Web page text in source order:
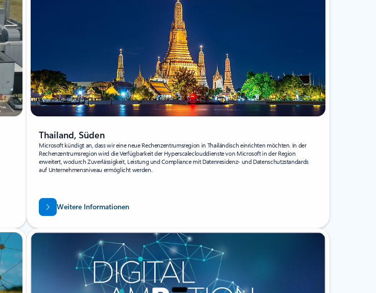
Thailand, Süden
Microsoft kündigt an, dass wir eine neue Rechenzentrumsregion in Thailändisch einrichten möchten. In der
Rechenzentrumsregion wird die Verfügbarkeit der Hyperscaleclouddienste von Microsoft in der Region
erweitert, wodurch Zuverlässigkeit, Leistung und Compliance mit Datenresidenz- und Datenschutzstandards
auf Unternehmensniveau ermöglicht werden.
Weitere Informationen